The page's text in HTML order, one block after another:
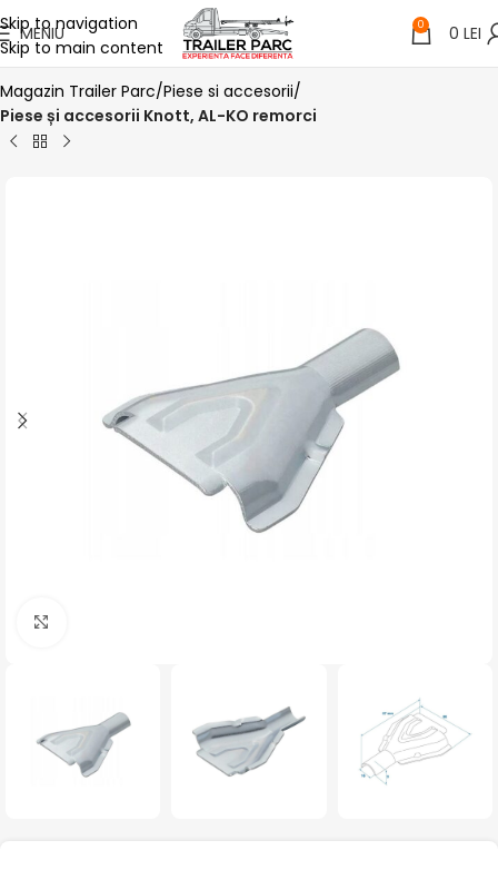
Skip to navigation
Skip to main content
MENIU 0 0 LEI
Magazin Trailer Parc Piese si accesorii
Piese și accesorii Knott, AL-KO remorci